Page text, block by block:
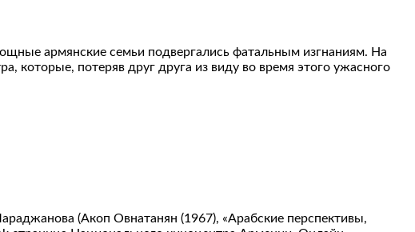
армянские семьи подвергались фатальным изгнаниям. На
которые, потеряв друг друга из виду во время этого ужасного
(Акоп Овнатанян (1967), «Арабские перспективы,